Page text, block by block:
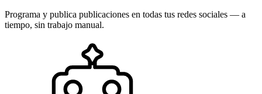
Programa y publica publicaciones en todas tus redes sociales — a
tiempo, sin trabajo manual.